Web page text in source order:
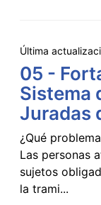
Última
05 -
Sistema
Juradas
¿Qué
Las personas
sujetos
la trami...